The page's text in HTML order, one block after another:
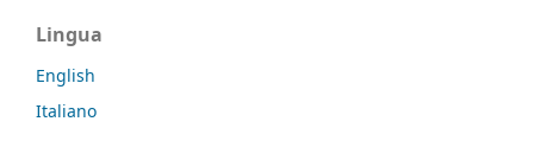
Lingua
English
Italiano